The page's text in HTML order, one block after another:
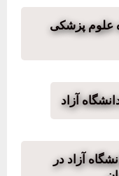
علوم پزشکی
آزاد
آزاد در